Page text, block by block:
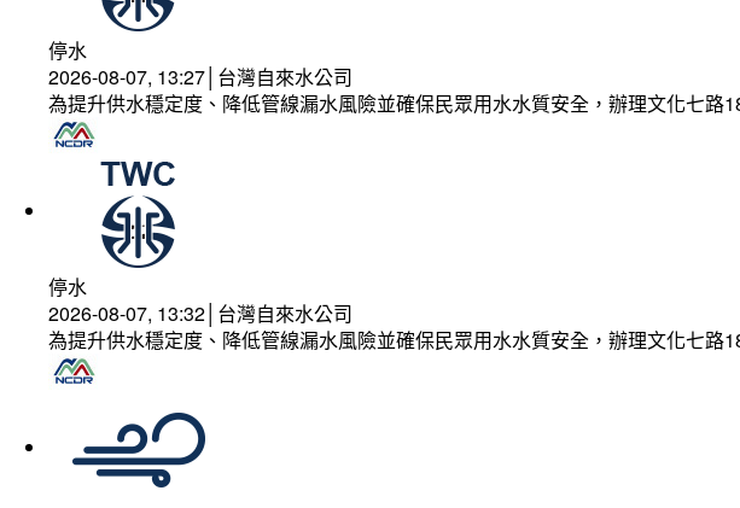
停水
2026-08-07, 13:27│台灣自來水公司
為提升供水穩定度、降低管線漏水風險並確保民眾用水水質安全，辦理文化七
停水
2026-08-07, 13:32│台灣自來水公司
為提升供水穩定度、降低管線漏水風險並確保民眾用水水質安全，辦理文化七